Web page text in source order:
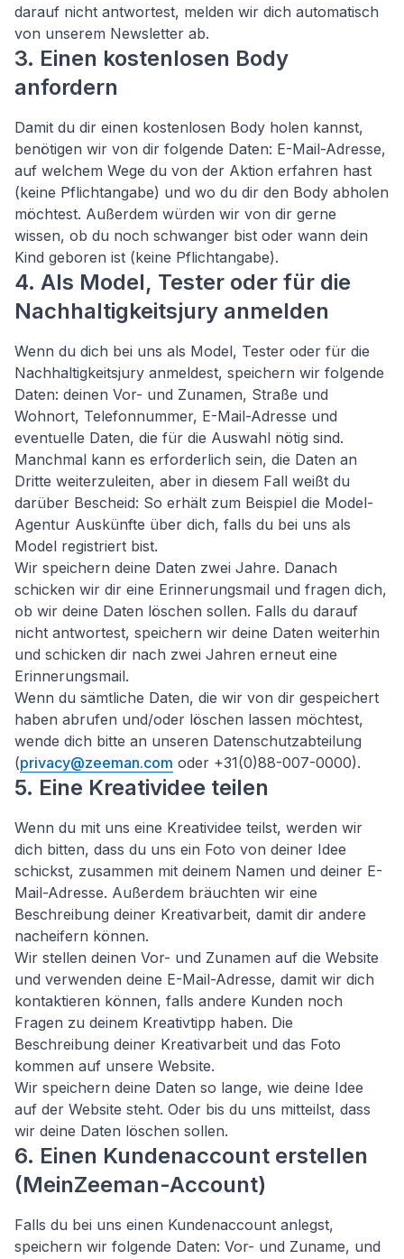
darauf nicht antwortest, melden wir dich automatisch
von unserem Newsletter ab.
3. Einen kostenlosen Body
anfordern
Damit du dir einen kostenlosen Body holen kannst,
benötigen wir von dir folgende Daten: E-Mail-Adresse,
auf welchem Wege du von der Aktion erfahren hast
(keine Pflichtangabe) und wo du dir den Body abholen
möchtest. Außerdem würden wir von dir gerne
wissen, ob du noch schwanger bist oder wann dein
Kind geboren ist (keine Pflichtangabe).
4. Als Model, Tester oder für die
Nachhaltigkeitsjury anmelden
Wenn du dich bei uns als Model, Tester oder für die
Nachhaltigkeitsjury anmeldest, speichern wir folgende
Daten: deinen Vor- und Zunamen, Straße und
Wohnort, Telefonnummer, E-Mail-Adresse und
eventuelle Daten, die für die Auswahl nötig sind.
Manchmal kann es erforderlich sein, die Daten an
Dritte weiterzuleiten, aber in diesem Fall weißt du
darüber Bescheid: So erhält zum Beispiel die Model-
Agentur Auskünfte über dich, falls du bei uns als
Model registriert bist.
Wir speichern deine Daten zwei Jahre. Danach
schicken wir dir eine Erinnerungsmail und fragen dich,
ob wir deine Daten löschen sollen. Falls du darauf
nicht antwortest, speichern wir deine Daten weiterhin
und schicken dir nach zwei Jahren erneut eine
Erinnerungsmail.
Wenn du sämtliche Daten, die wir von dir gespeichert
haben abrufen und/oder löschen lassen möchtest,
wende dich bitte an unseren Datenschutzabteilung
(privacy@zeeman.com oder +31(0)88-007-0000).
5. Eine Kreatividee teilen
Wenn du mit uns eine Kreatividee teilst, werden wir
dich bitten, dass du uns ein Foto von deiner Idee
schickst, zusammen mit deinem Namen und deiner E-
Mail-Adresse. Außerdem bräuchten wir eine
Beschreibung deiner Kreativarbeit, damit dir andere
nacheifern können.
Wir stellen deinen Vor- und Zunamen auf die Website
und verwenden deine E-Mail-Adresse, damit wir dich
kontaktieren können, falls andere Kunden noch
Fragen zu deinem Kreativtipp haben. Die
Beschreibung deiner Kreativarbeit und das Foto
kommen auf unsere Website.
Wir speichern deine Daten so lange, wie deine Idee
auf der Website steht. Oder bis du uns mitteilst, dass
wir deine Daten löschen sollen.
6. Einen Kundenaccount erstellen
(MeinZeeman-Account)
Falls du bei uns einen Kundenaccount anlegst,
speichern wir folgende Daten: Vor- und Zuname, und